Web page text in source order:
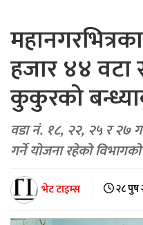
हजार ४४ वटा
कुकुरको
वडा नं. १८, २२, २५ र २७
गर्ने योजना रहेको
भेट टाइम्स २८ पुष